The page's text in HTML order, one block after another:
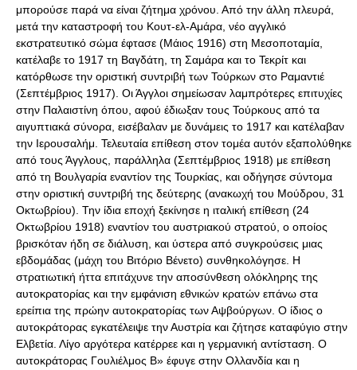
μπορούσε παρά να είναι ζήτημα χρόνου. Από την άλλη πλευρά,
μετά την καταστροφή του Κουτ-ελ-Αμάρα, νέο αγγλικό
εκστρατευτικό σώμα έφτασε (Μάιος 1916) στη Μεσοποταμία,
κατέλαβε το 1917 τη Βαγδάτη, τη Σαμάρα και το Τεκρίτ και
κατόρθωσε την οριστική συντριβή των Τούρκων στο Ραμαντιέ
(Σεπτέμβριος 1917). Οι Άγγλοι σημείωσαν λαμπρότερες επιτυχίες
στην Παλαιστίνη όπου, αφού έδιωξαν τους Τούρκους από τα
αιγυπτιακά σύνορα, εισέβαλαν με δυνάμεις το 1917 και κατέλαβαν
την Ιερουσαλήμ. Τελευταία επίθεση στον τομέα αυτόν εξαπολύθηκε
από τους Άγγλους, παράλληλα (Σεπτέμβριος 1918) με επίθεση
από τη Βουλγαρία εναντίον της Τουρκίας, και οδήγησε σύντομα
στην οριστική συντριβή της δεύτερης (ανακωχή του Μούδρου, 31
Οκτωβρίου). Την ίδια εποχή ξεκίνησε η ιταλική επίθεση (24
Οκτωβρίου 1918) εναντίον του αυστριακού στρατού, ο οποίος
βρισκόταν ήδη σε διάλυση, και ύστερα από συγκρούσεις μιας
εβδομάδας (μάχη του Βιτόριο Βένετο) συνθηκολόγησε. Η
στρατιωτική ήττα επιτάχυνε την αποσύνθεση ολόκληρης της
αυτοκρατορίας και την εμφάνιση εθνικών κρατών επάνω στα
ερείπια της πρώην αυτοκρατορίας των Αψβούργων. Ο ίδιος ο
αυτοκράτορας εγκατέλειψε την Αυστρία και ζήτησε καταφύγιο στην
Ελβετία. Λίγο αργότερα κατέρρεε και η γερμανική αντίσταση. Ο
αυτοκράτορας Γουλιέλμος B» έφυγε στην Ολλανδία και η